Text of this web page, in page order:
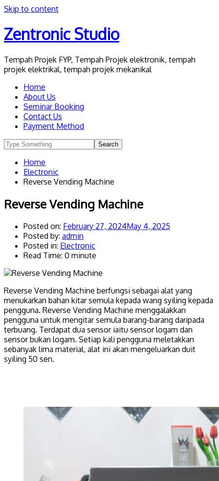
Skip to content
Zentronic Studio
Tempah Projek FYP, Tempah Projek elektronik, tempah
projek elektrikal, tempah projek mekanikal
Home
About Us
Seminar Booking
Contact Us
Payment Method
Home
Electronic
Reverse Vending Machine
Reverse Vending Machine
Posted on: February 27, 2024May 4, 2025
Posted by: admin
Posted in: Electronic
Read Time: 0 minute
Reverse Vending Machine berfungsi sebagai alat yang
menukarkan bahan kitar semula kepada wang syiling kepada
pengguna. Reverse Vending Machine menggalakkan
pengguna untuk mengitar semula barang-barang daripada
terbuang. Terdapat dua sensor iaitu sensor logam dan
sensor bukan logam. Setiap kali pengguna meletakkan
sebanyak lima material, alat ini akan mengeluarkan duit
syiling 50 sen.